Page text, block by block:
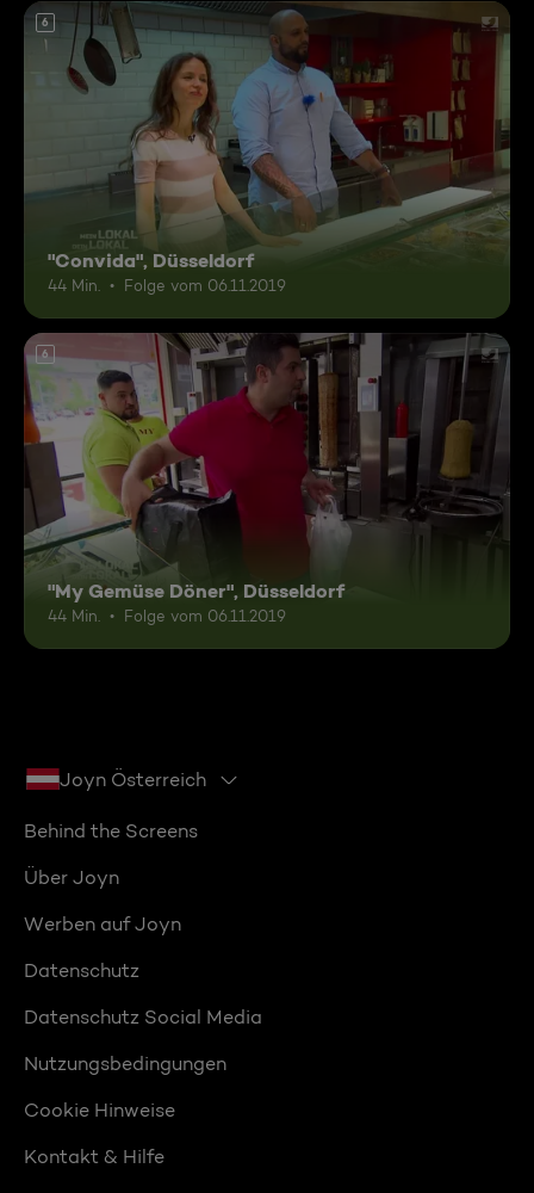
6
"Convida", Düsseldorf
44 Min. Folge vom 06.11.2019
6
"My Gemüse Döner", Düsseldorf
44 Min. Folge vom 06.11.2019
Joyn Österreich
Behind the Screens
Über Joyn
Werben auf Joyn
Datenschutz
Datenschutz Social Media
Nutzungsbedingungen
Cookie Hinweise
Kontakt & Hilfe